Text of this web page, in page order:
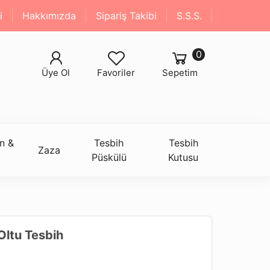
Hakkımızda Sipariş Takibi S.S.S.
Sepetim
0
Favoriler
Üye Ol
&
Zaza
Tesbih
Püskülü
Tesbih
Kutusu
Tesbih